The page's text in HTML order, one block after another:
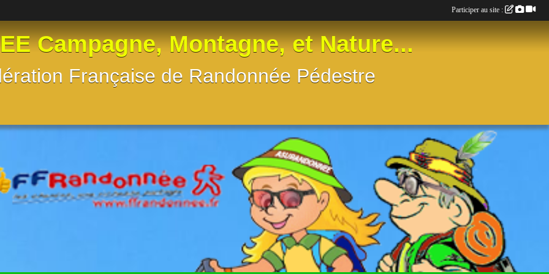
Campagne, Montagne, et Nature...
Française de Randonnée Pédestre
Participer au site :